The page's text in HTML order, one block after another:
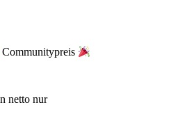
Communitypreis
netto nur